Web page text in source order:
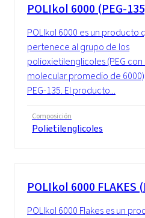
POLIkol 6000 (PEG-
POLIkol 6000 es un producto
pertenece al grupo de los
polioxietilenglicoles (PEG con
molecular promedio de
PEG-135. El producto...
Composición
Polietilenglicoles
POLIkol 6000 FLAKES
POLIkol 6000 Flakes es un